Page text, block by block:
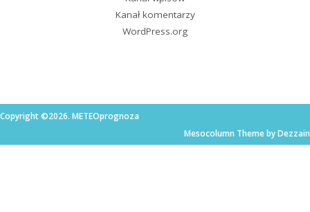
Kanał komentarzy
WordPress.org
Copyright ©2026. METEOprognoza
Mesocolumn Theme by Dezzain